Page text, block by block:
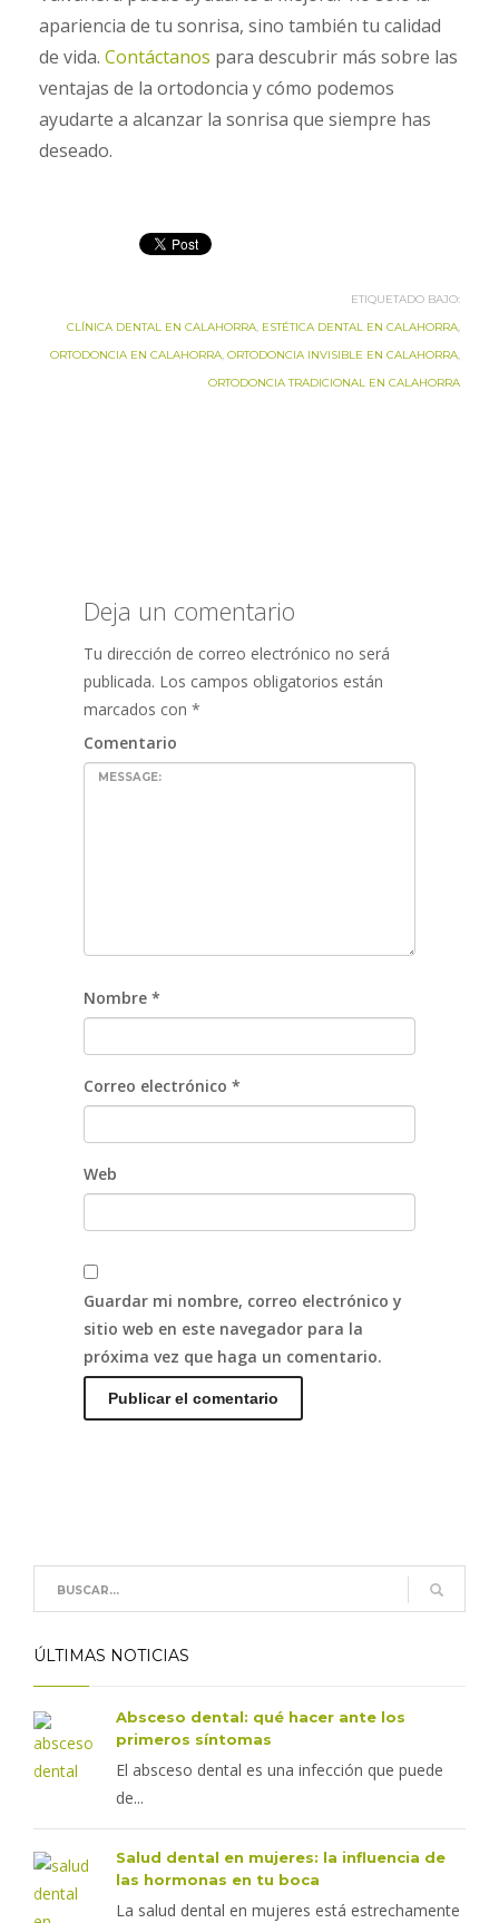
apariencia de tu sonrisa, sino también tu calidad
de vida. Contáctanos para descubrir más sobre las
ventajas de la ortodoncia y cómo podemos
ayudarte a alcanzar la sonrisa que siempre has
deseado.
ETIQUETADO BAJO:
CLÍNICA DENTAL EN CALAHORRA, ESTÉTICA DENTAL EN CALAHORRA,
ORTODONCIA EN CALAHORRA, ORTODONCIA INVISIBLE EN CALAHORRA,
ORTODONCIA TRADICIONAL EN CALAHORRA
Deja un comentario
Tu dirección de correo electrónico no será
publicada. Los campos obligatorios están
marcados con *
Comentario
Nombre *
Correo electrónico *
Web
Guardar mi nombre, correo electrónico y
sitio web en este navegador para la
próxima vez que haga un comentario.
ÚLTIMAS NOTICIAS
Absceso dental: qué hacer ante los
primeros síntomas
El absceso dental es una infección que puede
de...
Salud dental en mujeres: la influencia de
las hormonas en tu boca
La salud dental en mujeres está estrechamente